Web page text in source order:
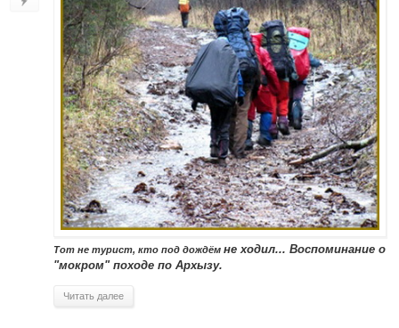
Тот не турист, кто под дождём не ходил... Воспоминание о
"мокром" походе по Архызу.
Читать далее